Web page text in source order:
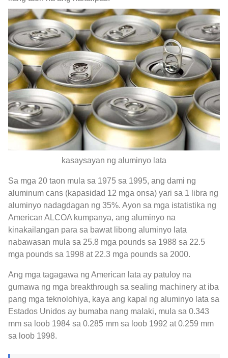
kasaysayan ng aluminyo lata
Sa mga 20 taon mula sa 1975 sa 1995, ang dami ng
aluminum cans (kapasidad 12 mga onsa) yari sa 1 libra ng
aluminyo nadagdagan ng 35%. Ayon sa mga istatistika ng
American ALCOA kumpanya, ang aluminyo na
kinakailangan para sa bawat libong aluminyo lata
nabawasan mula sa 25.8 mga pounds sa 1988 sa 22.5
mga pounds sa 1998 at 22.3 mga pounds sa 2000.
Ang mga tagagawa ng American lata ay patuloy na
gumawa ng mga breakthrough sa sealing machinery at iba
pang mga teknolohiya, kaya ang kapal ng aluminyo lata sa
Estados Unidos ay bumaba nang malaki, mula sa 0.343
mm sa loob 1984 sa 0.285 mm sa loob 1992 at 0.259 mm
sa loob 1998.